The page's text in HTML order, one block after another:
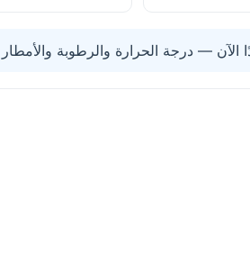
الآن — درجة الحرارة والرطوبة والأمطار